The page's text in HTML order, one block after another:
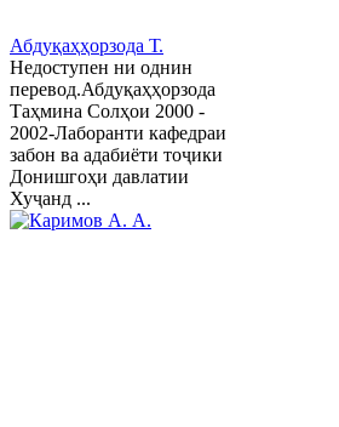
Абдуқаҳҳорзода Т.
Недоступен ни однин
перевод.Абдуқаҳҳорзода
Таҳмина Солҳои 2000 -
2002-Лаборанти кафедраи
забон ва адабиёти тоҷики
Донишгоҳи давлатии
Хуҷанд ...